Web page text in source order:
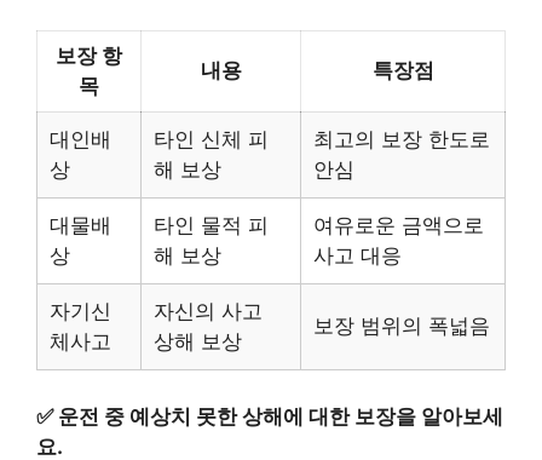
보장 항
목
내용 특장점
대인배
상
타인 신체 피
해 보상
최고의 보장 한도로
안심
대물배
상
타인 물적 피
해 보상
여유로운 금액으로
사고 대응
자기신
체사고
자신의 사고
상해 보상
보장 범위의 폭넓음
✅ 운전 중 예상치 못한 상해에 대한 보장을 알아보세
요.